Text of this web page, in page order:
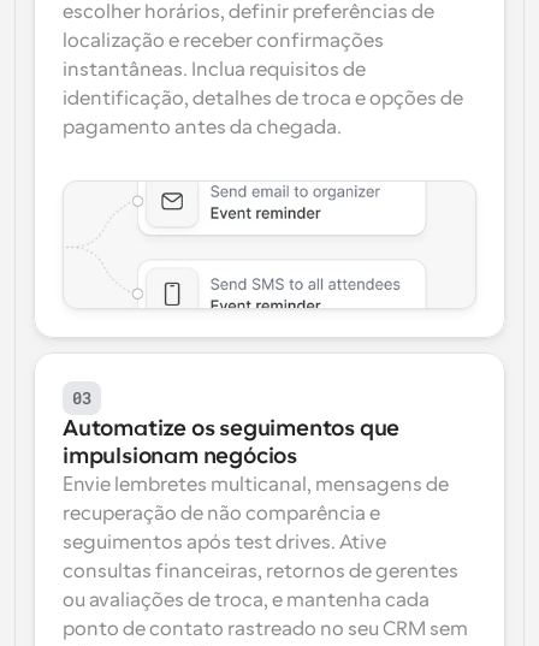
escolher horários, definir preferências de
localização e receber confirmações
instantâneas. Inclua requisitos de
identificação, detalhes de troca e opções de
pagamento antes da chegada.
03
Automatize os seguimentos que
impulsionam negócios
Envie lembretes multicanal, mensagens de
recuperação de não comparência e
seguimentos após test drives. Ative
consultas financeiras, retornos de gerentes
ou avaliações de troca, e mantenha cada
ponto de contato rastreado no seu CRM sem